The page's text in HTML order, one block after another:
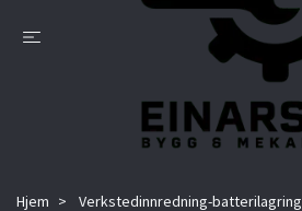
Hjem Verkstedinnredning-batterilagring